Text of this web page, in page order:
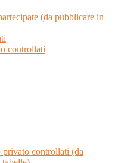
(da pubblicare in
controllati
controllati (da